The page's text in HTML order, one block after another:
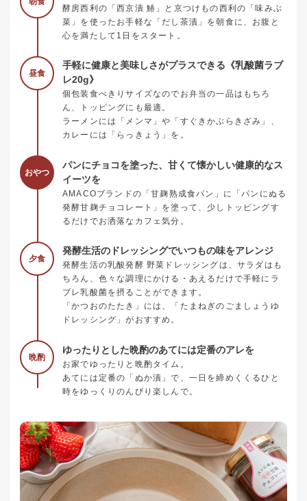
酵房西利の「西京漬 鰆」と京つけもの西利の「味みぶ
菜」を使ったお手軽な「だし茶漬」を朝食に、お腹と
心を満たして1日をスタート。
昼食
手軽に健康と美味しさがプラスできる《乳酸菌ラブ
レ20g》
個包装食べきりサイズなのでお弁当の一品はもちろ
ん、トッピングにも最適。
ラーメンには「メンマ」や「すぐきかぶらきざみ」、
カレーには「らっきょう」を。
おやつ
パンにチョコを塗った、甘くて懐かしい健康的なス
イーツを
AMACOブランドの「甘麹熟成食パン」に「パンにぬる
発酵甘麹チョコレート」を塗って、少しトッピングす
るだけでお洒落なカフェ気分。
夕食
発酵生活のドレッシングでいつもの味をアレンジ
発酵生活の乳酸発酵 野菜ドレッシングは、サラダはも
ちろん、色々な調理にかける・あえるだけで手軽にラ
ブレ乳酸菌を摂ることができます。
「かつおのたたき」には、「たまねぎのごましょうゆ
ドレッシング」がおすすめ。
晩酌
ゆったりとした晩酌のあてには定番のアレを
お家でゆったりと晩酌タイム。
あてには定番の「ぬか漬」で、一日を締めくくるひと
時をゆっくりのんびり楽しんで。